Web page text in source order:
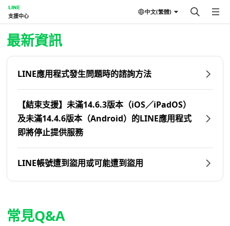
LINE
支援中心
中文(繁體)
首頁 | LINE支援中心
最新資訊
LINE應用程式發生問題時的諮詢方法
【結束支援】未滿14.6.3版本（iOS／iPadOS）
及未滿14.4.6版本（Android）的LINE應用程式
即將停止提供服務
LINE帳號遭到盜用或可能遭到盜用
常見Q&A